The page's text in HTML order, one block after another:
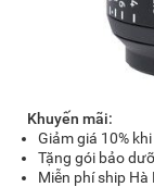
Khuyến mãi:
Giảm giá 10%
Tặng gói bảo
Miễn phí ship Hà